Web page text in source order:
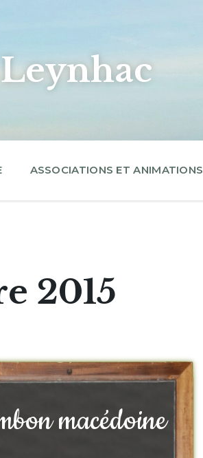
ASSOCIATIONS ET ANIMATIONS
2015
macédoine